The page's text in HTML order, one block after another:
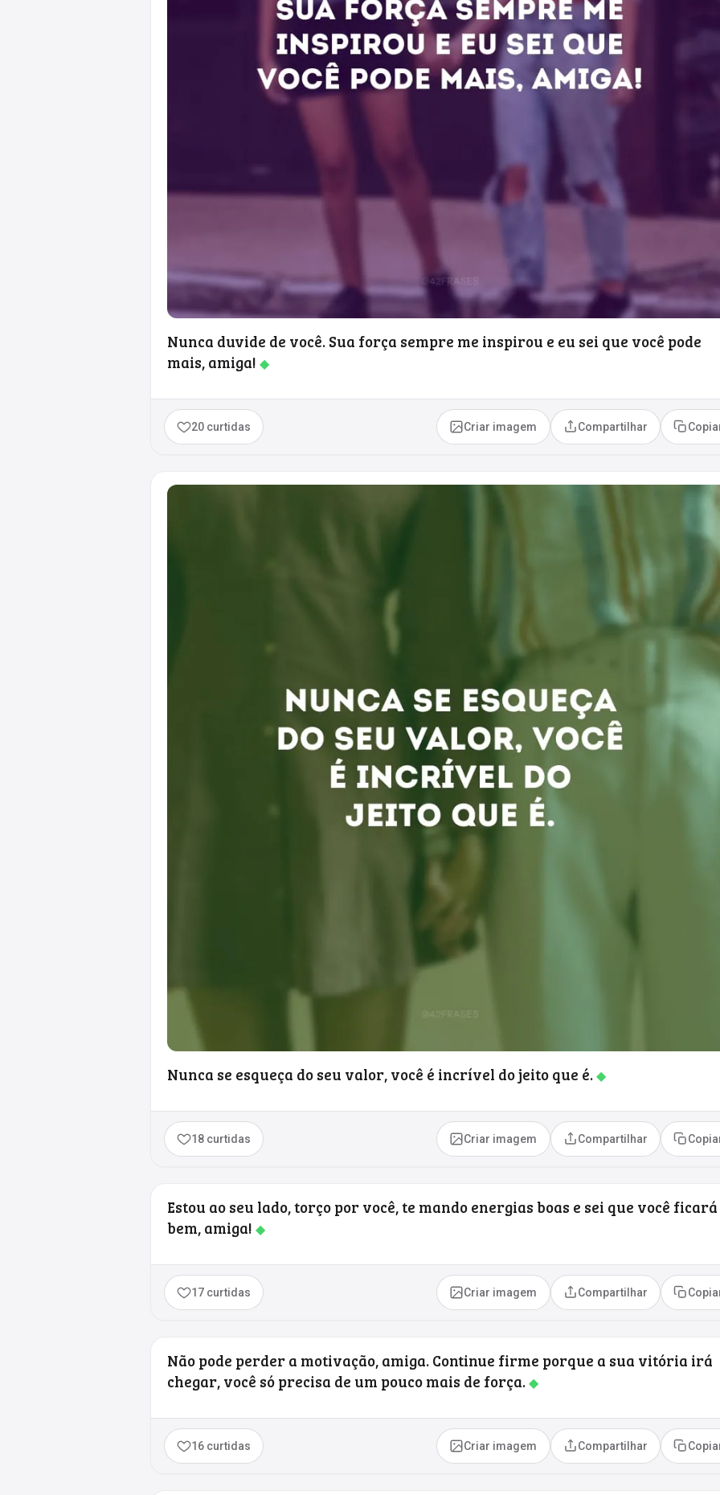
Nunca duvide de você. Sua força sempre me inspirou e eu sei que você pode
mais, amiga! ◆
20 curtidas Criar imagem Compartilhar
Nunca se esqueça do seu valor, você é incrível do jeito que é.◆
18 curtidas Criar imagem Compartilhar
Estou ao seu lado, torço por você, te mando energias boas e sei que você ficará
bem, amiga! ◆
17 curtidas Criar imagem Compartilhar
Não pode perder a motivação, amiga. Continue firme porque a sua vitória irá
chegar, você só precisa de um pouco mais de força.◆
16 curtidas Criar imagem Compartilhar